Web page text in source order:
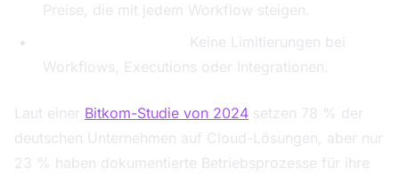
Preise, die mit jedem Workflow steigen.
Keine Limitierungen bei
Workflows, Executions oder Integrationen.
Laut einer Bitkom-Studie von 2024 setzen 78 % der
deutschen Unternehmen auf Cloud-Lösungen, aber nur
23 % haben dokumentierte Betriebsprozesse für ihre